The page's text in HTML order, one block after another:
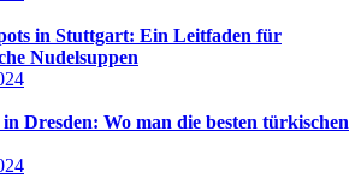
in Stuttgart: Ein Leitfaden für
Nudelsuppen
Dresden: Wo man die besten türkischen